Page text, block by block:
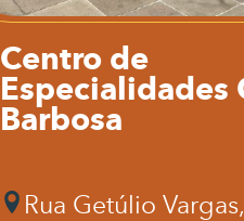
Centro de
Especialidades
Barbosa
Rua Getúlio